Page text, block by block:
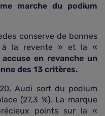
marche du podium
conserve de bonnes
à la revente » et la «
accuse en revanche un
des 13 critères.
Audi sort du podium
(27,3 %). La marque
points sur la «